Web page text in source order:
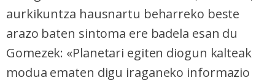
aurkikuntza hausnartu beharreko beste
arazo baten sintoma ere badela esan du
Gomezek: «Planetari egiten diogun kalteak
modua ematen digu iraganeko informazio